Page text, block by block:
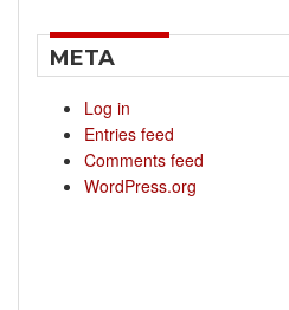
META
Log in
Entries feed
Comments feed
WordPress.org